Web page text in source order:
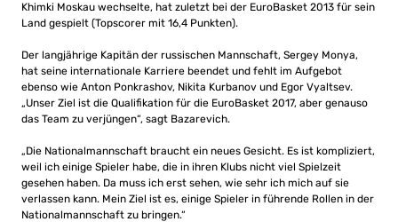
Khimki Moskau wechselte, hat zuletzt bei der EuroBasket 2013 für sein
Land gespielt (Topscorer mit 16,4 Punkten).
Der langjährige Kapitän der russischen Mannschaft, Sergey Monya,
hat seine internationale Karriere beendet und fehlt im Aufgebot
ebenso wie Anton Ponkrashov, Nikita Kurbanov und Egor Vyaltsev.
„Unser Ziel ist die Qualifikation für die EuroBasket 2017, aber genauso
das Team zu verjüngen“, sagt Bazarevich.
„Die Nationalmannschaft braucht ein neues Gesicht. Es ist kompliziert,
weil ich einige Spieler habe, die in ihren Klubs nicht viel Spielzeit
gesehen haben. Da muss ich erst sehen, wie sehr ich mich auf sie
verlassen kann. Mein Ziel ist es, einige Spieler in führende Rollen in der
Nationalmannschaft zu bringen.“